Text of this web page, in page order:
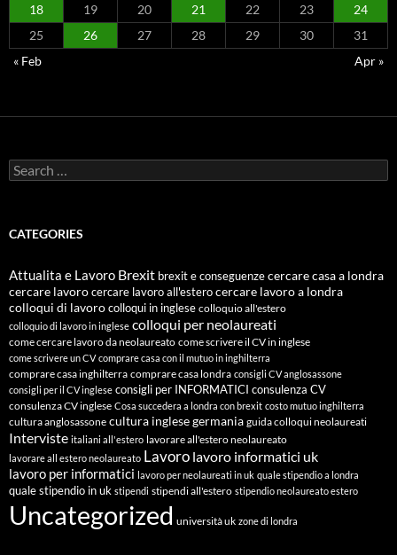
18
19 20 21 22 23
24
25
26 27 28 29 30
31
« Feb
Apr »
Search
for:
CATEGORIES
Attualita e Lavoro Brexit brexit e conseguenzecercare casa a londra
cercare lavorocercare lavoro all'esterocercare lavoro a londra
colloqui di lavorocolloqui in inglese colloquio all'estero
colloquio di lavoro in inglese colloqui per neolaureati
come cercare lavoro da neolaureato come scrivere il CV in inglese
come scrivere un CV comprare casa con il mutuo in inghilterra
comprare casa inghilterra comprare casa londra consigli CV anglosassone
consigli per il CV inglese consigli per INFORMATICI consulenza CV
consulenza CV inglese Cosa succedera a londra con brexit costo mutuo inghilterra
cultura anglosassone cultura inglesegermania guida colloqui neolaureati
Interviste italiani all'estero lavorare all'estero neolaureato
lavorare all estero neolaureato Lavoro lavoro informatici uk
lavoro per informatici lavoro per neolaureati in uk quale stipendio a londra
quale stipendio in uk stipendi stipendi all'estero stipendio neolaureato estero
Uncategorized università uk zone di londra